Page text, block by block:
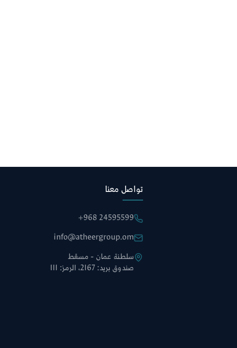
تواصل معنا
+968 24595599
info@atheergroup.om
سلطنة عمان - مسقط
صندوق بريد: 2167، الرمز: 111